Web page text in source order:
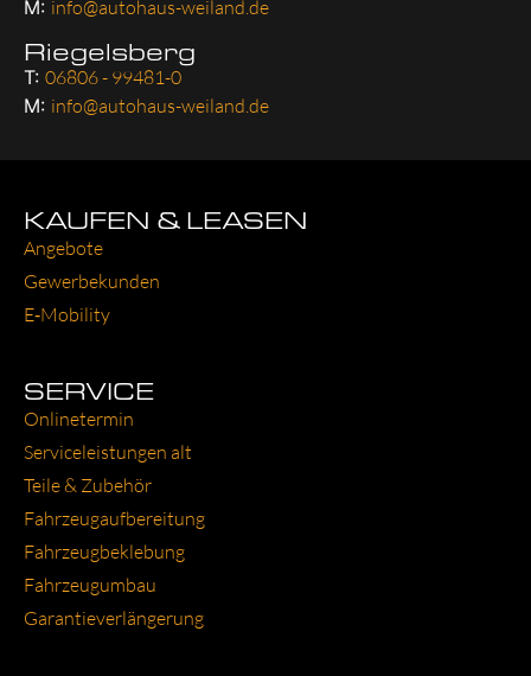
M: info@autohaus-weiland.de
Riegelsberg
T: 06806 - 99481-0
M: info@autohaus-weiland.de
KAUFEN & LEASEN
Ange­bo­te
Gewer­be­kun­den
E‑Mobility
SERVICE
Online­ter­min
Ser­vice­leis­tun­gen alt
Tei­le & Zube­hör
Fahr­zeug­auf­be­rei­tung
Fahr­zeug­be­kle­bung
Fahr­zeug­um­bau
Garantie­verlängerung